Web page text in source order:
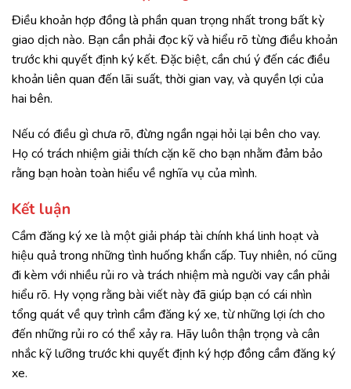
Điều khoản hợp đồng là phần quan trọng nhất trong bất kỳ
giao dịch nào. Bạn cần phải đọc kỹ và hiểu rõ từng điều khoản
trước khi quyết định ký kết. Đặc biệt, cần chú ý đến các điều
khoản liên quan đến lãi suất, thời gian vay, và quyền lợi của
hai bên.
Nếu có điều gì chưa rõ, đừng ngần ngại hỏi lại bên cho vay.
Họ có trách nhiệm giải thích cặn kẽ cho bạn nhằm đảm bảo
rằng bạn hoàn toàn hiểu về nghĩa vụ của mình.
Kết luận
Cầm đăng ký xe là một giải pháp tài chính khá linh hoạt và
hiệu quả trong những tình huống khẩn cấp. Tuy nhiên, nó cũng
đi kèm với nhiều rủi ro và trách nhiệm mà người vay cần phải
hiểu rõ. Hy vọng rằng bài viết này đã giúp bạn có cái nhìn
tổng quát về quy trình cầm đăng ký xe, từ những lợi ích cho
đến những rủi ro có thể xảy ra. Hãy luôn thận trọng và cân
nhắc kỹ lưỡng trước khi quyết định ký hợp đồng cầm đăng ký
xe.